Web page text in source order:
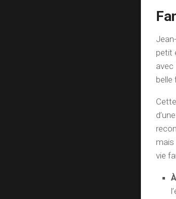
petit
avec
belle
mais
vie